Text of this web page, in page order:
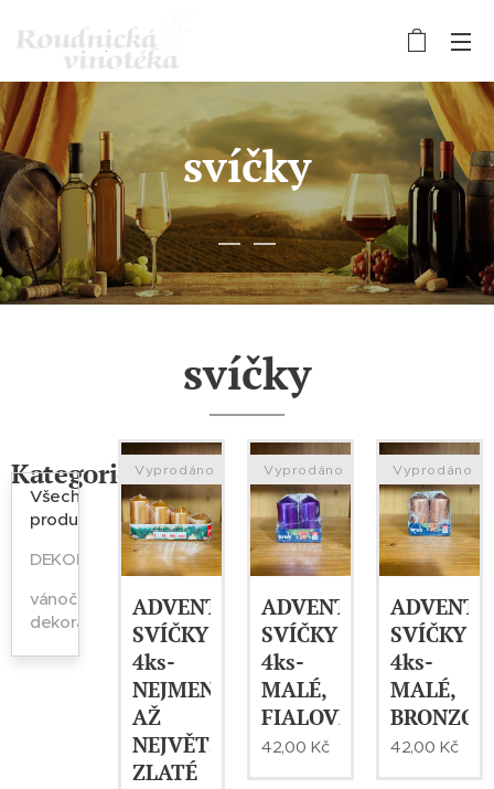
svíčky
svíčky
Kategorie
Všechny
produkty
DEKORACE
vánoční
dekorace
ADVENTNÍ
SVÍČKY
4ks-
NEJMENŠÍ
AŽ
NEJVĚTŠÍ,
ZLATÉ
Vyprodáno
ADVENTNÍ
SVÍČKY
4ks-
MALÉ,
FIALOVÉ
Vyprodáno
42,00 Kč
SVÍČKY
4ks-
MALÉ,
Vyprodáno
42,00 Kč